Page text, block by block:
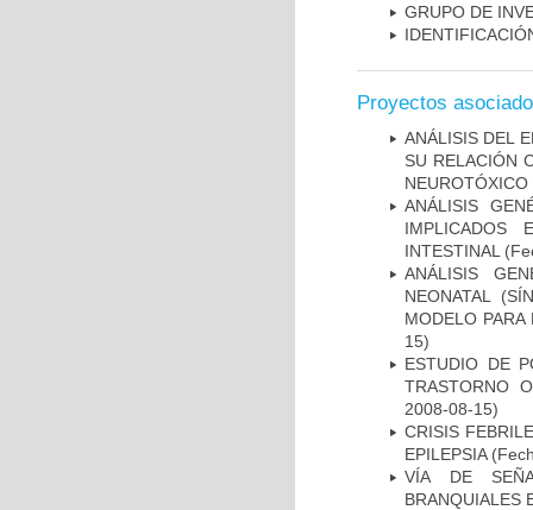
GRUPO DE
Proyectos
ANÁLISIS DEL
SU RELACIÓN
NEUROTÓXICO
ANÁLISIS
IMPLICADOS
INTESTINAL
ANÁLISIS
NEONATAL
MODELO
15)
ESTUDIO DE
TRASTORNO
2008-08-15)
CRISIS
EPILEPSIA
VÍA DE
BRANQUIALES